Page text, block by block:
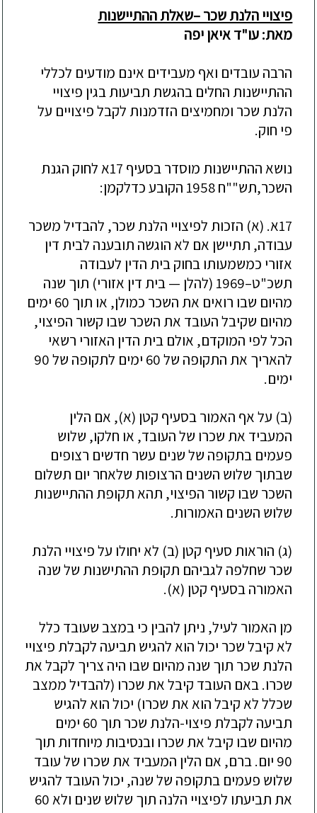
פיצויי הלנת שכר –שאלת ההתיישנות
מאת: עו"ד איאן יפה
הרבה עובדים ואף מעבידים אינם מודעים לכללי
ההתיישנות החלים בהגשת תביעות בגין פיצויי
הלנת שכר ומחמיצים הזדמנות לקבל פיצויים על
פי חוק.
נושא ההתיישנות מוסדר בסעיף 17א לחוק הגנת
השכר,תש""ח 1958 הקובע כדלקמן:
17א. (א) הזכות לפיצויי הלנת שכר, להבדיל משכר
עבודה, תתיישן אם לא הוגשה תובענה לבית דין
אזורי כמשמעותו בחוק בית הדין לעבודה
תשכ"ט–1969 (להלן — בית דין אזורי) תוך שנה
מהיום שבו רואים את השכר כמולן, או תוך 60 ימים
מהיום שקיבל העובד את השכר שבו קשור הפיצוי,
הכל לפי המוקדם, אולם בית הדין האזורי רשאי
להאריך את התקופה של 60 ימים לתקופה של 90
ימים.
(ב) על אף האמור בסעיף קטן (א), אם הלין
המעביד את שכרו של העובד, או חלקו, שלוש
פעמים בתקופה של שנים עשר חדשים רצופים
שבתוך שלוש השנים הרצופות שלאחר יום תשלום
השכר שבו קשור הפיצוי, תהא תקופת ההתיישנות
שלוש השנים האמורות.
(ג) הוראות סעיף קטן (ב) לא יחולו על פיצויי הלנת
שכר שחלפה לגביהם תקופת ההתישנות של שנה
האמורה בסעיף קטן (א).
מן האמור לעיל, ניתן להבין כי במצב שעובד כלל
לא קיבל שכר יכול הוא להגיש תביעה לקבלת פיצויי
הלנת שכר תוך שנה מהיום שבו היה צריך לקבל את
שכרו. באם העובד קיבל את שכרו (להבדיל ממצב
שכלל לא קיבל הוא את שכרו) יכול הוא להגיש
תביעה לקבלת פיצוי-הלנת שכר תוך 60 ימים
מהיום שבו קיבל את שכרו ובנסיבות מיוחדות תוך
90 יום. ברם, אם הלין המעביד את שכרו של עובד
שלוש פעמים בתקופה של שנה, יכול העובד להגיש
את תביעתו לפיצויי הלנה תוך שלוש שנים ולא 60